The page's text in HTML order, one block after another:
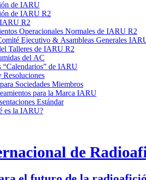
de IARU
de IARU R2
IARU R2
Operacionales Normales de IARU R2
Ejecutivo & Asambleas Generales
Talleres de IARU R2
del AC
“Calendarios” de IARU
Resoluciones
Sociedades Miembros
para la Marca IARU
Estándar
es la IARU?
de